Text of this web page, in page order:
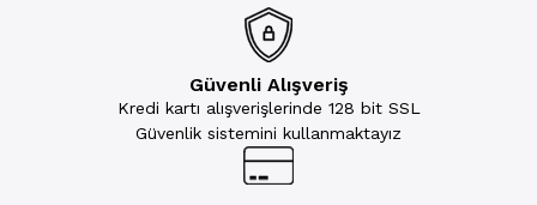
Güvenli Alışveriş
Kredi kartı alışverişlerinde 128 bit SSL
Güvenlik sistemini kullanmaktayız